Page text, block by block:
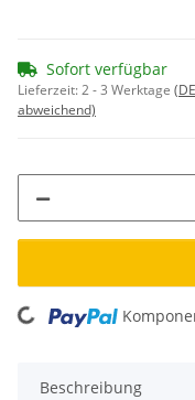
Sofort verfügbar
Lieferzeit:2 - 3 Werktage
abweichend)
Loading...
Beschreibung